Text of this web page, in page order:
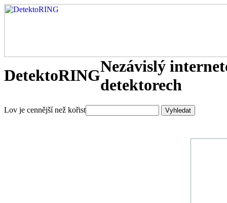
DetektoRINGNezávislý
detektorech
Lov je cennější než kořist